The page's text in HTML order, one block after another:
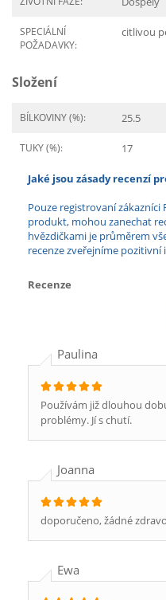
SPECIÁLNÍ
POŽADAVKY:
citlivou
Složení
BÍLKOVINY (%): 25.5
TUKY (%): 17
Jaké jsou zásady recenzí
Pouze registrovaní zákazníci
produkt, mohou zanechat
hvězdičkami je průměrem
recenze zveřejníme
Recenze
Paulina
Používám již dlouhou
problémy. Jí s chutí.
Joanna
doporučeno, žádné
Ewa